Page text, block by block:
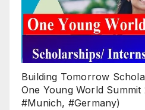
Building Tomorrow
One Young World
#Munich, #Germany)